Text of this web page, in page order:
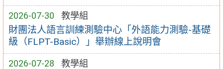
2026-07-30 教學組
財團法人語言訓練測驗中心「外語能力測驗-基礎
級（FLPT-Basic）」舉辦線上說明會
2026-07-28 教學組